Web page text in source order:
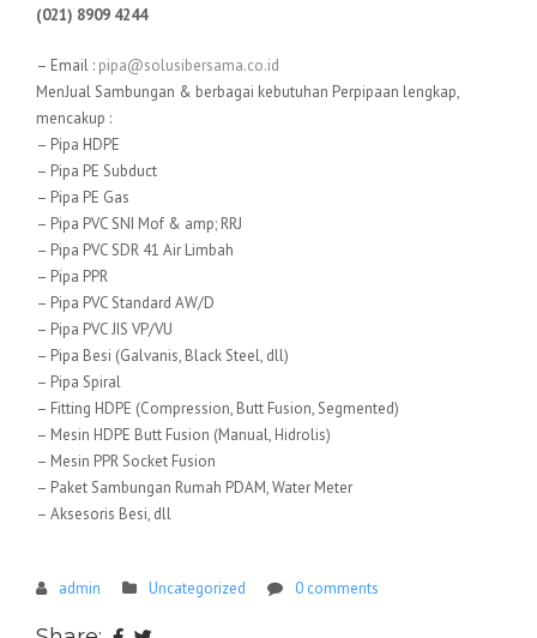
(021) 8909 4244
– Email : pipa@solusibersama.co.id
MenJual Sambungan & berbagai kebutuhan Perpipaan lengkap,
mencakup :
– Pipa HDPE
– Pipa PE Subduct
– Pipa PE Gas
– Pipa PVC SNI Mof & amp; RRJ
– Pipa PVC SDR 41 Air Limbah
– Pipa PPR
– Pipa PVC Standard AW/D
– Pipa PVC JIS VP/VU
– Pipa Besi (Galvanis, Black Steel, dll)
– Pipa Spiral
– Fitting HDPE (Compression, Butt Fusion, Segmented)
– Mesin HDPE Butt Fusion (Manual, Hidrolis)
– Mesin PPR Socket Fusion
– Paket Sambungan Rumah PDAM, Water Meter
– Aksesoris Besi, dll
admin Uncategorized 0 comments